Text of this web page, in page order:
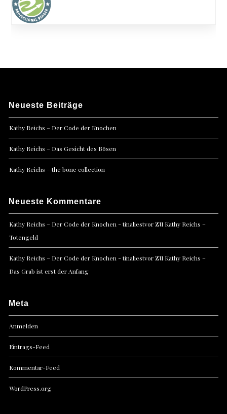
Neueste Beiträge
Kathy Reichs – Der Code der Knochen
Kathy Reichs – Das Gesicht des Bösen
Kathy Reichs – the bone collection
Neueste Kommentare
Kathy Reichs – Der Code der Knochen - tinaliestvorzu Kathy Reichs –
Totengeld
Kathy Reichs – Der Code der Knochen - tinaliestvorzu Kathy Reichs –
Das Grab ist erst der Anfang
Meta
Anmelden
Eintrags-Feed
Kommentar-Feed
WordPress.org